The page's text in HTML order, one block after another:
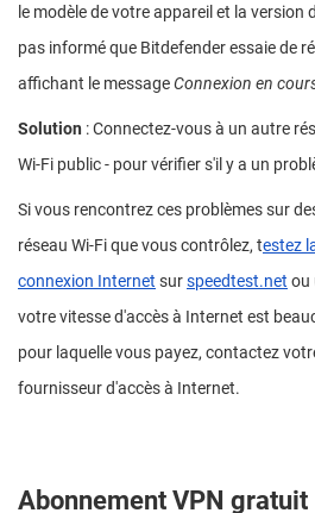
le modèle de votre appareil et la version
pas informé que Bitdefender essaie de
affichant le messageConnexion en
Solution : Connectez-vous à un autre
Wi-Fi public - pour vérifier s'il y a un
Si vous rencontrez ces problèmes sur
réseau Wi-Fi que vous contrôlez, testez
connexion Internet surspeedtest.net ou
votre vitesse d'accès à Internet est
pour laquelle vous payez, contactez
fournisseur d'accès à Internet.
Abonnement VPN gratuit